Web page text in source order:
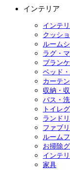
インテリア
インテ
クッシ
ルーム
ラグ・
ブラン
ベッド
カーテン
収納・
バス・
トイレ
ランド
ファブ
ルーム
お掃除
インテ
家具